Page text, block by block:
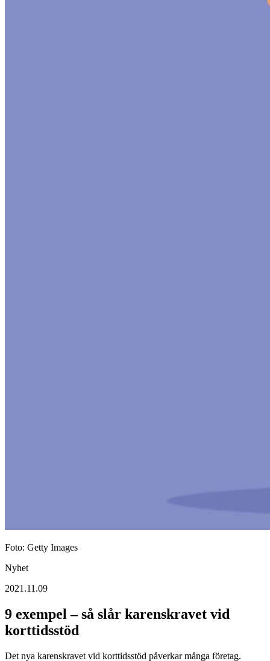
Foto: Getty Images
Nyhet
2021.11.09
9 exempel – så slår karenskravet vid
korttidsstöd
Det nya karenskravet vid korttidsstöd påverkar många företag.